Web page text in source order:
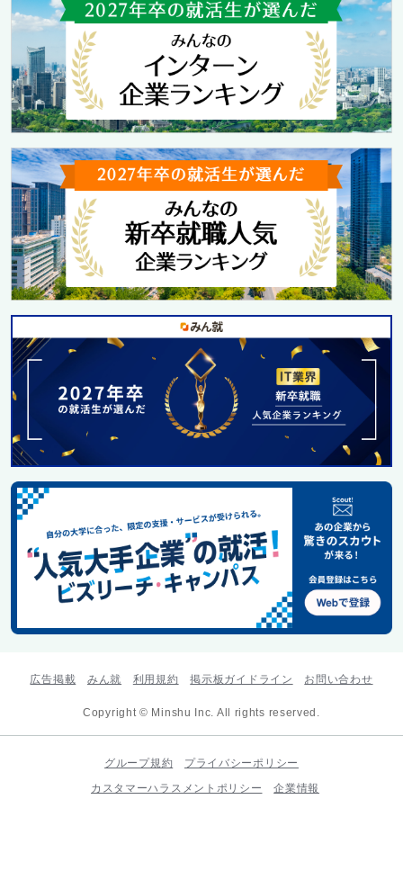
広告掲載 みん就 利用規約 掲示板ガイドライン お問い合わせ
Copyright © Minshu Inc. All rights reserved.
グループ規約
プライバシーポリシー
カスタマーハラスメントポリシー
企業情報